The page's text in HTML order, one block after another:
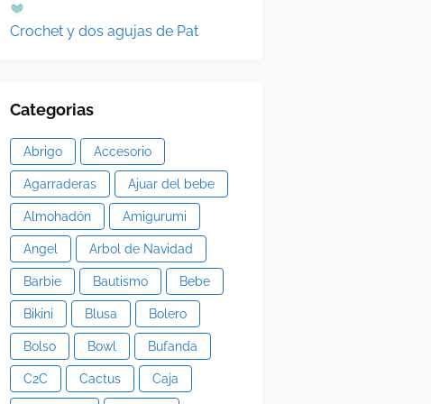
Crochet y dos agujas de Pat
Categorias
Abrigo Accesorio
Agarraderas Ajuar del bebe
Almohadón Amigurumi
Angel Arbol de Navidad
Barbie Bautismo Bebe
Bikini Blusa Bolero
Bolso Bowl Bufanda
C2C Cactus Caja